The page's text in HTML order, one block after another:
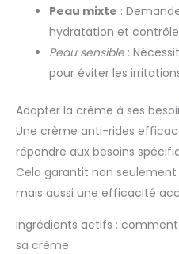
Peau mixte :
hydratation et
Peau sensible:
pour éviter les
Adapter la crème à ses
Une crème anti-rides
répondre aux besoins
Cela garantit non
mais aussi une efficacité
Ingrédients actifs : comment
sa crème